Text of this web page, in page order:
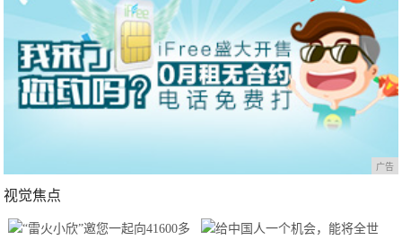
广告
视觉焦点